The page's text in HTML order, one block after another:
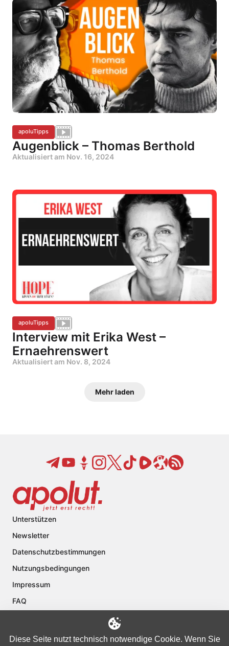
apoluTipps
Augenblick – Thomas Berthold
Aktualisiert am Nov. 16, 2024
apoluTipps
Interview mit Erika West –
Ernaehrenswert
Aktualisiert am Nov. 8, 2024
Mehr laden
Unterstützen
Newsletter
Datenschutzbestimmungen
Nutzungsbedingungen
Impressum
FAQ
Diese Seite nutzt technisch notwendige Cookie. Wenn Sie